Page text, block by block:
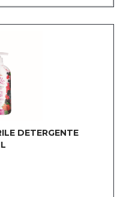
DETERGENTE